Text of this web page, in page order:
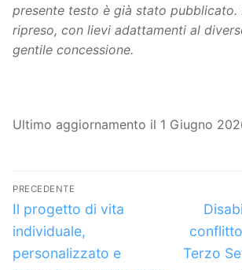
presente testo è già stato pubblicato.
ripreso, con lievi adattamenti al
gentile concessione.
Ultimo aggiornamento il 1 Giugno
Navigazione
articoli
PRECEDENTE
Articolo
precedente:
Il progetto di vita
individuale,
personalizzato e
Terzo